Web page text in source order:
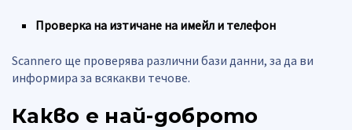
Проверка на изтичане на имейл и телефон
Scannero ще проверява различни бази данни, за да ви
информира за всякакви течове.
Какво е най-доброто